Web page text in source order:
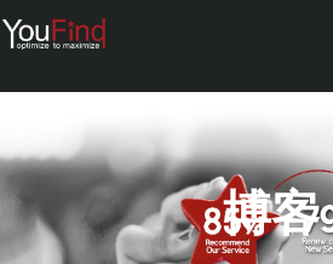
跳
至
容
博客